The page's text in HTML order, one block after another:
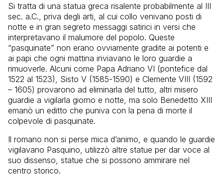
Si tratta di una statua greca risalente probabilmente al III
sec. a.C., priva degli arti, al cui collo venivano posti di
notte e in gran segreto messaggi satirici in versi che
interpretavano il malumore del popolo. Queste
“pasquinate” non erano ovviamente gradite ai potenti e
ai papi che ogni mattina inviavano le loro guardie a
rimuoverle. Alcuni come Papa Adriano VI (pontefice dal
1522 al 1523), Sisto V (1585-1590) e Clemente VIII (1592
– 1605) provarono ad eliminarla del tutto, altri misero
guardie a vigilarla giorno e notte, ma solo Benedetto XIII
emanò un editto che puniva con la pena di morte il
colpevole di pasquinate.
Il romano non si perse mica d’animo, e quando le guardie
vigilavano Pasquino, utilizzò altre statue per dar voce al
suo dissenso, statue che si possono ammirare nel
centro storico.